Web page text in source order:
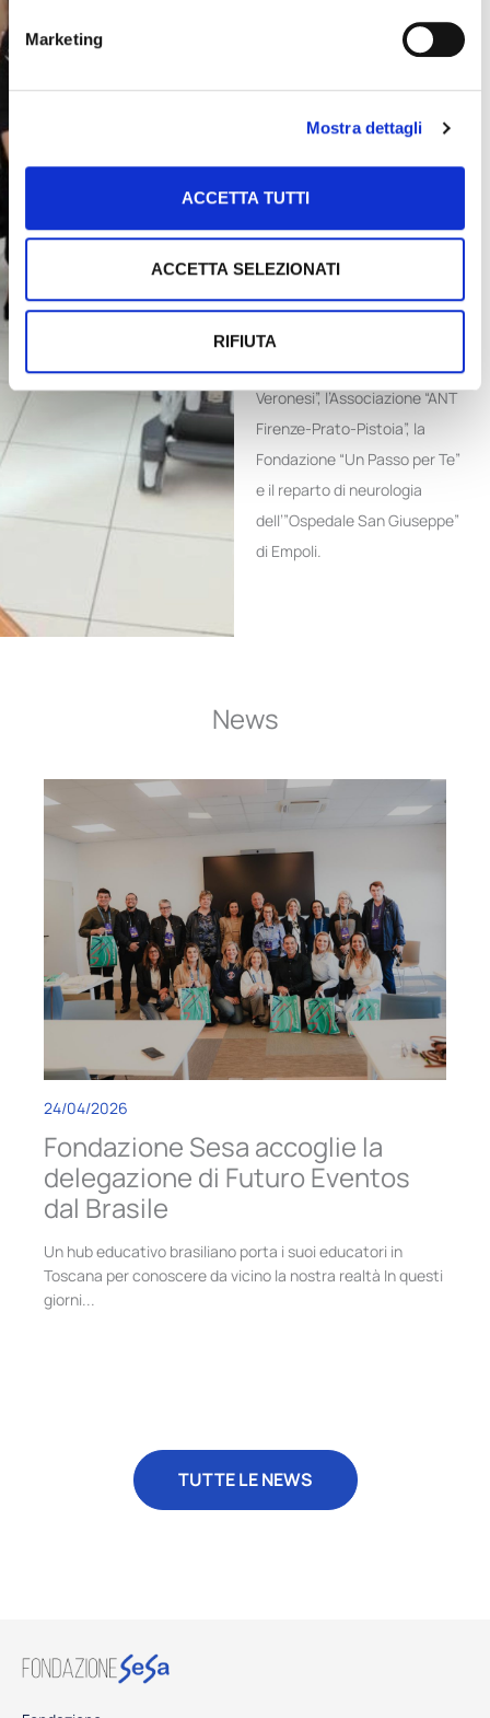
Marketing
Mostra dettagli
ACCETTA TUTTI
ACCETTA SELEZIONATI
RIFIUTA
promuovendo attività di
sostegno e sviluppo per il
della comunità.
Nel 2023, tra le organizzazioni
e le associazioni che
Fondazione Sesa ha avuto il
piacere di sostenere troviamo:
la “Fondazione Umberto
Veronesi”, l’Associazione “ANT
Firenze-Prato-Pistoia”, la
Fondazione “Un Passo per Te”
e il reparto di neurologia
dell’”Ospedale San Giuseppe”
di Empoli.
News
24/04/2026
Fondazione Sesa accoglie la
delegazione di Futuro Eventos
dal Brasile
Un hub educativo brasiliano porta i suoi educatori in
Toscana per conoscere da vicino la nostra realtà In questi
giorni...
TUTTE LE NEWS